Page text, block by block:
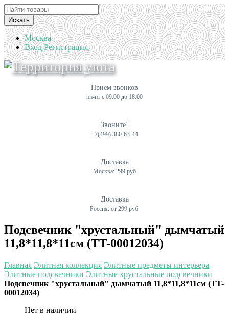
Искать
Москва
Вход Регистрация
Прием звонков
пн-пт с 09:00 до 18:00
Звоните!
+7(499) 380-63-44
Доставка
Москва: 299 руб
Доставка
Россия: от 299 руб.
Подсвечник "хрустальный" дымчатый
11,8*11,8*11см (TT-00012034)
Главная Элитная коллекция Элитные предметы интерьера
Элитные подсвечники Элитные хрустальные подсвечники
Подсвечник "хрустальный" дымчатый 11,8*11,8*11см (TT-
00012034)
Нет в наличии